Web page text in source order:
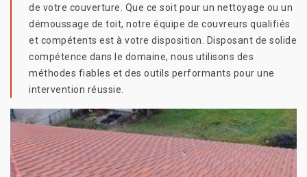
de votre couverture. Que ce soit pour un nettoyage ou un
démoussage de toit, notre équipe de couvreurs qualifiés
et compétents est à votre disposition. Disposant de solide
compétence dans le domaine, nous utilisons des
méthodes fiables et des outils performants pour une
intervention réussie.